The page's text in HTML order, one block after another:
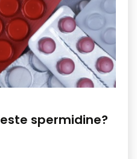
spermidine?